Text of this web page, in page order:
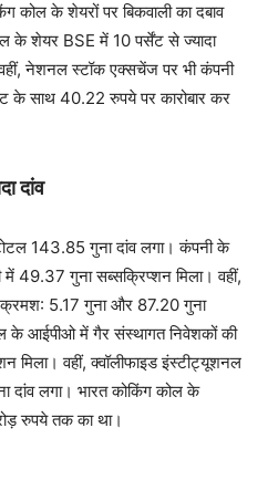
कोल के शेयरों पर बिकवाली का दबाव
के शेयर BSE में 10 पर्सेंट से ज्यादा
नेशनल स्टॉक एक्सचेंज पर भी कंपनी
के साथ 40.22 रुपये पर कारोबार कर
दांव
143.85 गुना दांव लगा। कंपनी के
49.37 गुना सब्सक्रिप्शन मिला। वहीं,
क्रमश: 5.17 गुना और 87.20 गुना
के आईपीओ में गैर संस्थागत निवेशकों की
मिला। वहीं, क्वॉलीफाइड इंस्टीट्यूशनल
दांव लगा। भारत कोकिंग कोल के
रुपये तक का था।